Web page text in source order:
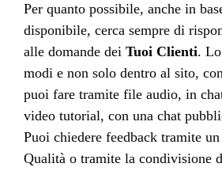
Per quanto possibile, anche in
disponibile, cerca sempre di
alle domande dei Tuoi Clienti.
modi e non solo dentro al sito,
puoi fare tramite file audio, in
video tutorial, con una chat
Puoi chiedere feedback tramite
Qualità o tramite la condivisione